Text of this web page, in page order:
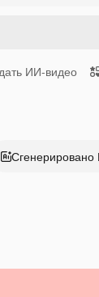
ИИ-видео